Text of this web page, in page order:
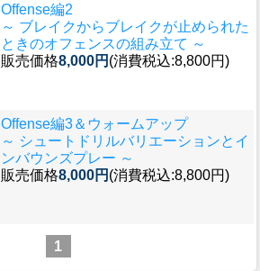
Offense編2
～ ブレイクからブレイクが止められた
ときのオフェンスの組み立て ～
販売価格8,000円 (消費税込:8,800円)
Offense編3＆ウォームアップ
～ シュートドリルバリエーションとイ
ンバウンズプレー ～
販売価格8,000円 (消費税込:8,800円)
1